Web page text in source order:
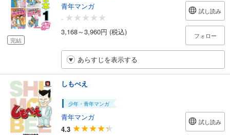
完結
青年マンガ
-
3,168～3,960円 (税込)
試し読み
フォロー
あらすじを表示する
しもべえ
少年・青年マンガ
青年マンガ
4.3
試し読み